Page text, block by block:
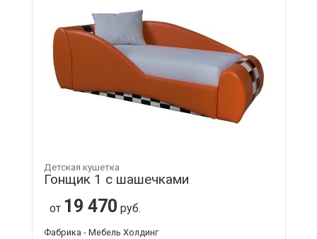
Детская кушетка
Гонщик 1 с шашечками
от 19 470 руб.
Фабрика - Мебель Холдинг